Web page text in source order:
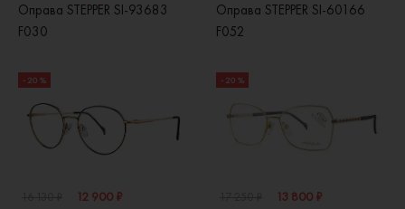
Оправа STEPPER SI-93683
F030
Оправа STEPPER SI-60166
F052
- 20 %
12 900 ₽
- 20 %
13 800 ₽